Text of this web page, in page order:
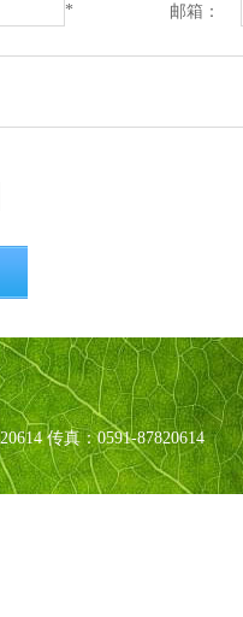
* 邮箱：
传真：0591-87820614